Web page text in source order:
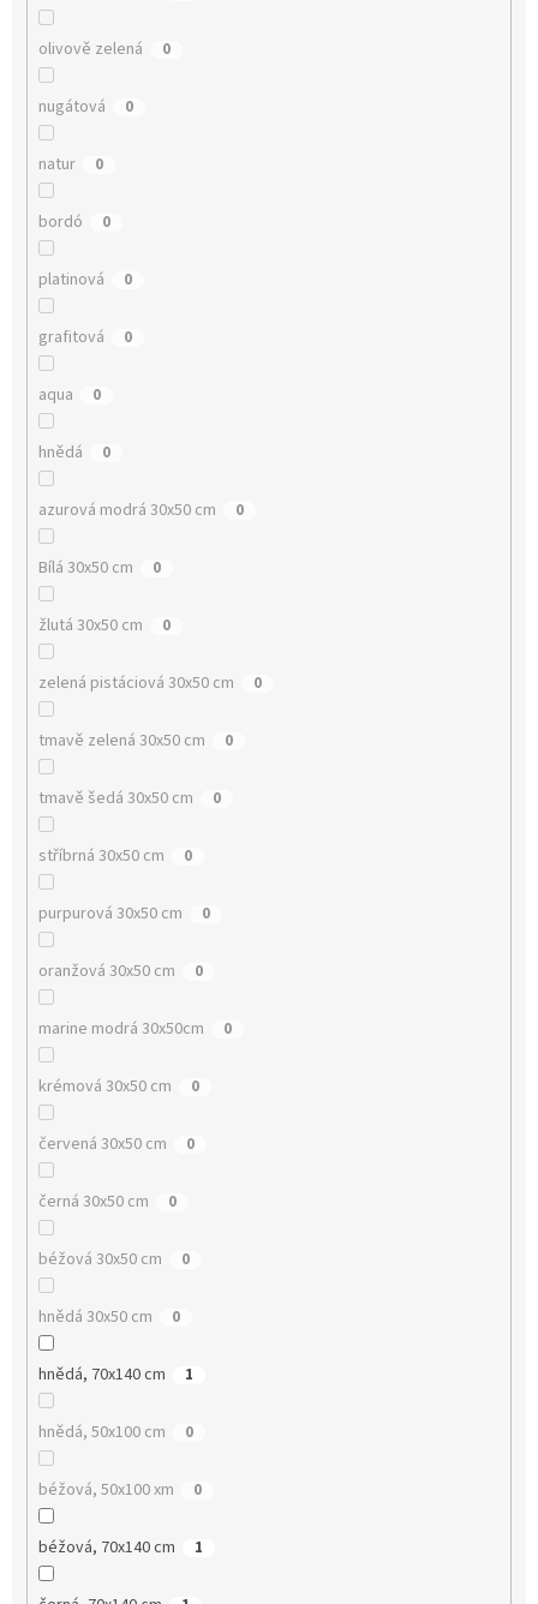
olivově zelená 0
nugátová 0
natur 0
bordó 0
platinová 0
grafitová 0
aqua 0
hnědá 0
azurová modrá 30x50 cm 0
Bílá 30x50 cm 0
žlutá 30x50 cm 0
zelená pistáciová 30x50 cm 0
tmavě zelená 30x50 cm 0
tmavě šedá 30x50 cm 0
stříbrná 30x50 cm 0
purpurová 30x50 cm 0
oranžová 30x50 cm 0
marine modrá 30x50cm 0
krémová 30x50 cm 0
červená 30x50 cm 0
černá 30x50 cm 0
béžová 30x50 cm 0
hnědá 30x50 cm 0
hnědá, 70x140 cm 1
hnědá, 50x100 cm 0
béžová, 50x100 xm 0
béžová, 70x140 cm 1